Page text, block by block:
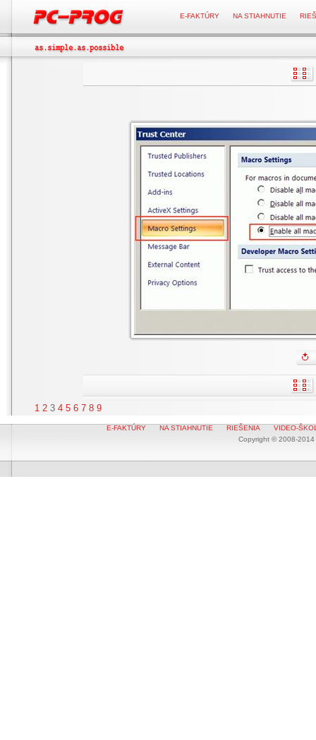
E-FAKTÚRY NA STIAHNUTIE
1 2 3 4 5 6 7 8 9
E-FAKTÚRY NA STIAHNUTIE RIEŠENIA
VIDEO-
Copyright © 2008-